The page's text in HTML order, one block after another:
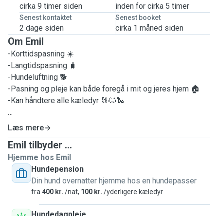
cirka 9 timer siden inden for cirka 5 timer
Senest kontaktet
2 dage siden
Senest booket
cirka 1 måned siden
Om Emil
-Korttidspasning ☀️
-Langtidspasning 🧳
-Hundeluftning 🐕
-Pasning og pleje kan både foregå i mit og jeres hjem 🏠
-Kan håndtere alle kæledyr 🐰🐱🐍
Hej, jeg hedder Emil og er 27 år 😊
Jeg har en bachelor i international handel og markedsføring,
men arbejder i øjeblikket som iværksætter hjemmefra.
Jeg elsker dyr og naturen, herunder vandreture, løb og især
køreture ud til naturskønne områder. 🌿
Læs mere
Emil tilbyder ...
Hjemme hos Emil
Hundepension
Din hund overnatter hjemme hos en hundepasser
fra 400 kr. /nat, 100 kr. /yderligere kæledyr